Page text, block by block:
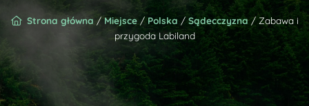
Strona główna / Miejsce/Polska /Sądecczyzna/ Zabawa i
przygoda Labiland